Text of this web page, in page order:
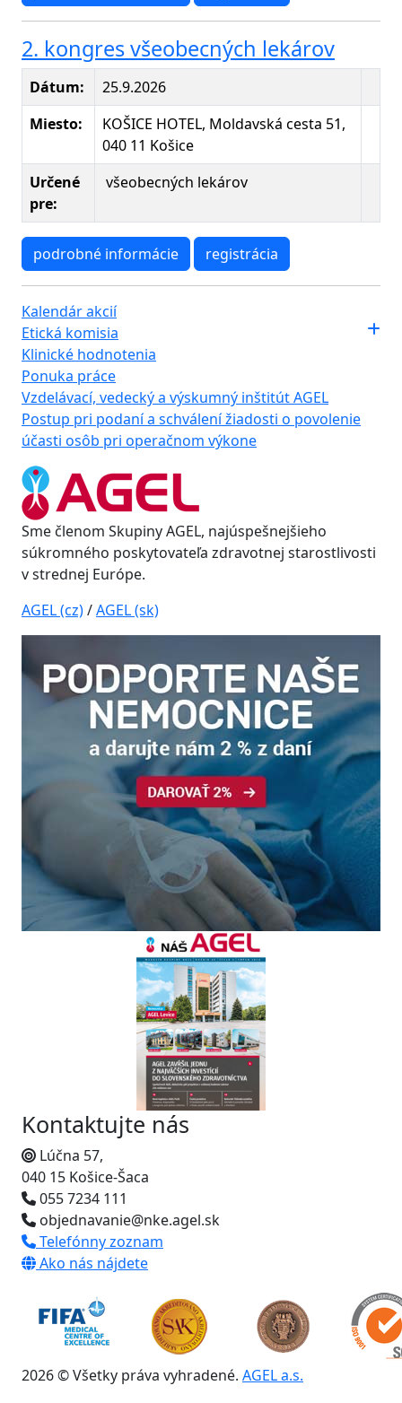
2. kongres všeobecných lekárov
Dátum:
25.9.2026
Miesto:
KOŠICE HOTEL, Moldavská cesta 51,
040 11 Košice
Určené
pre:
všeobecných lekárov
podrobné informácie registrácia
Kalendár akcií
Etická komisia
Klinické hodnotenia
Ponuka práce
Vzdelávací, vedecký a výskumný inštitút AGEL
Postup pri podaní a schválení žiadosti o povolenie
účasti osôb pri operačnom výkone
Sme členom Skupiny AGEL, najúspešnejšieho
súkromného poskytovateľa zdravotnej starostlivosti
v strednej Európe.
AGEL (cz)/AGEL (sk)
Kontaktujte nás
Lúčna 57,
040 15 Košice-Šaca
055 7234 111
objednavanie@nke.agel.sk
Telefónny zoznam
Ako nás nájdete
2026 © Všetky práva vyhradené. AGEL a.s.